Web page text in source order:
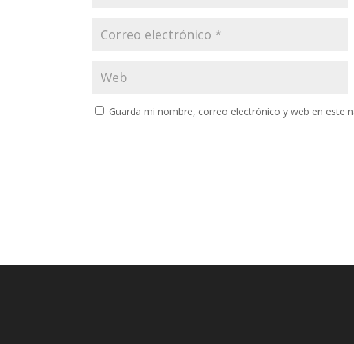
Guarda mi nombre, correo electrónico y web en este